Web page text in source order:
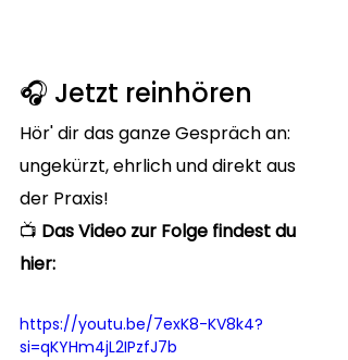
🎧 Jetzt reinhören
Hör' dir das ganze Gespräch an:
ungekürzt, ehrlich und direkt aus
der Praxis!
📺 Das Video zur Folge findest du
hier:
https://youtu.be/7exK8-KV8k4?
si=qKYHm4jL2IPzfJ7b